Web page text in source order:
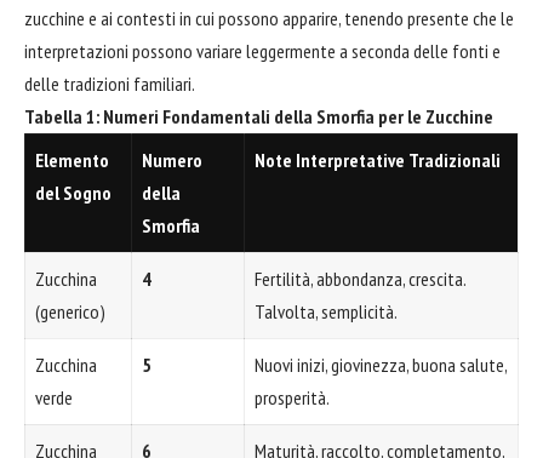
zucchine e ai contesti in cui possono apparire, tenendo presente che le
interpretazioni possono variare leggermente a seconda delle fonti e
delle tradizioni familiari.
Tabella 1: Numeri Fondamentali della Smorfia per le Zucchine
Elemento
del Sogno
Numero
della
Smorfia
Note Interpretative Tradizionali
Zucchina
(generico)
4
Fertilità, abbondanza, crescita.
Talvolta, semplicità.
Zucchina
verde
5
Nuovi inizi, giovinezza, buona salute,
prosperità.
Zucchina
6
Maturità, raccolto, completamento,